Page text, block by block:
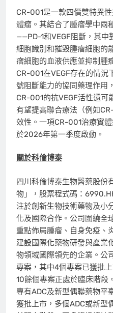
CR-001是一款四價雙特異
體瘤。其結合了腫瘤學中兩
——PD-1和VEGF阻斷，其中
細胞識別和摧毀腫瘤細胞的
瘤細胞的血液供應並抑制腫
CR-001在VEGF存在的情況
號阻斷能力的協同藥理作用
CR-001的抗VEGF活性還可
有望提高聯合療法（例如
效性。一項CR-001治療實
於2026年第一季度啟動。
關於科倫博泰
四川科倫博泰生物醫藥股份
物」，股票程式碼：
注於創新生物技術藥物及小
化及國際合作。公司圍繞全
重點佈局腫瘤、自身免疫、
建設國際化藥物研發與產業
物領域國際領先的企業。公
專案，其中4個專案已獲批
10餘個專案正處於臨床階段
專有ADC及新型偶聯藥物平
獲批上市，多個ADC或新型